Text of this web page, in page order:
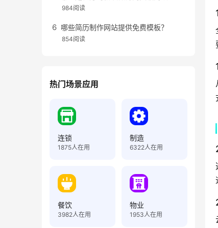
984阅读
哪些简历制作网站提供免费模板？
854阅读
热门场景应用
连锁
1875人在用
制造
6322人在用
餐饮
3982人在用
物业
1953人在用